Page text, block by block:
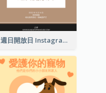
週日開放日 Instagram 帖子